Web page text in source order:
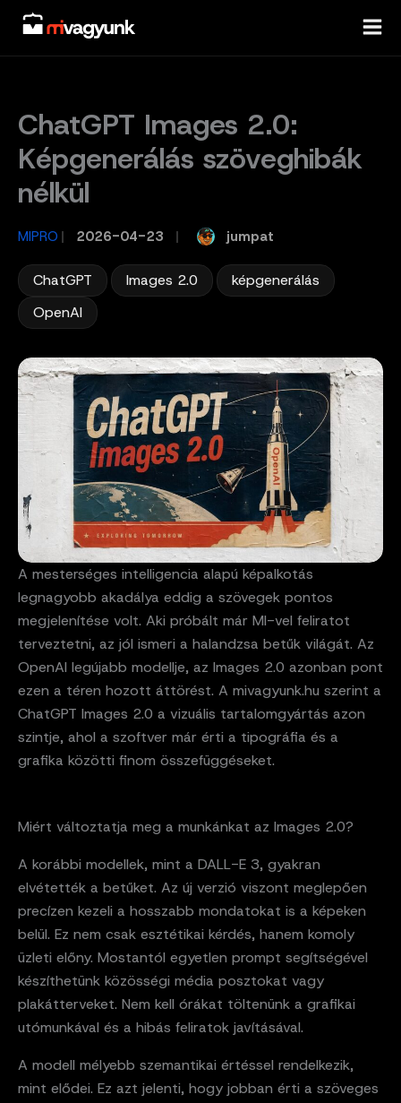
Skip
content
ChatGPT Images 2.0:
Képgenerálás szöveghibák
nélkül
MIPRO / 2026-04-23 jumpat
ChatGPT Images 2.0 képgenerálás
OpenAI
A mesterséges intelligencia alapú képalkotás
legnagyobb akadálya eddig a szövegek pontos
megjelenítése volt. Aki próbált már MI-vel feliratot
terveztetni, az jól ismeri a halandzsa betűk világát. Az
OpenAI legújabb modellje, az Images 2.0 azonban pont
ezen a téren hozott áttörést. A mivagyunk.hu szerint a
ChatGPT Images 2.0 a vizuális tartalomgyártás azon
szintje, ahol a szoftver már érti a tipográfia és a
grafika közötti finom összefüggéseket.
Miért változtatja meg a munkánkat az Images 2.0?
A korábbi modellek, mint a DALL-E 3, gyakran
elvétették a betűket. Az új verzió viszont meglepően
precízen kezeli a hosszabb mondatokat is a képeken
belül. Ez nem csak esztétikai kérdés, hanem komoly
üzleti előny. Mostantól egyetlen prompt segítségével
készíthetünk közösségi média posztokat vagy
plakátterveket. Nem kell órákat töltenünk a grafikai
utómunkával és a hibás feliratok javításával.
A modell mélyebb szemantikai értéssel rendelkezik,
mint elődei. Ez azt jelenti, hogy jobban érti a szöveges